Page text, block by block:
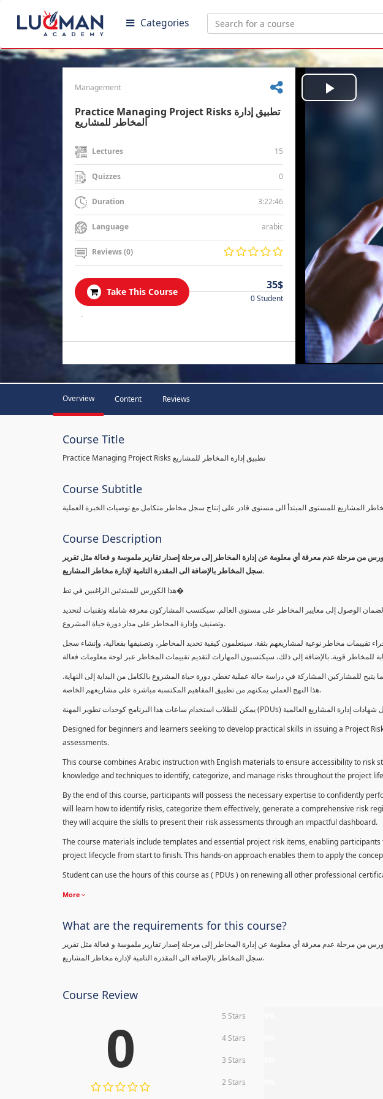
Categories
Management
Practice Managing Project Risks تطبيق إدارة
المخاطر للمشاريع
Lectures 15
Quizzes 0
Duration 3:22:46
Language arabic
Reviews (0)
Take This Course
35$
0 Student
.
Play
Video
Overview Content Reviews
Course Title
Practice Managing Project Risks تطبيق إدارة المخاطر للمشاريع
Course Subtitle
المشاريع للمستوى المبتدأ الى مستوى قادر على إنتاج سجل مخاطر متكامل مع توصيات الخبرة العملية
Course Description
في الكورس من مرحلة عدم معرفة أي معلومة عن إدارة المخاطر إلى مرحلة إصدار تقارير ملموسة و فعالة مثل تقرير
سجل المخاطر بالإضافة الى المقدرة التامية لإدارة مخاطر المشاريع.
هذا الكورس للمبتدئين الراغبين في تط�
لضمان الوصول إلى معايير المخاطر على مستوى العالم. سيكتسب المشاركون معرفة شاملة وتقنيات لتحديد
وتصنيف وإدارة المخاطر على مدار دورة حياة المشروع.
تقييمات مخاطر نوعية لمشاريعهم بثقة. سيتعلمون كيفية تحديد المخاطر، وتصنيفها بفعالية، وإنشاء سجل
للمشاركين المشاركة في دراسة حالة عملية تغطي دورة حياة المشروع بالكامل من البداية إلى النهاية.
هذا النهج العملي يمكنهم من تطبيق المفاهيم المكتسبة مباشرة على مشاريعهم الخاصة.
Designed for beginners and learners seeking to develop practical skills in issuing a Project
assessments.
This course combines Arabic instruction with English materials to ensure accessibility to risk
knowledge and techniques to identify, categorize, and manage risks throughout the project
By the end of this course, participants will possess the necessary expertise to confidently
will learn how to identify risks, categorize them effectively, generate a comprehensive risk
they will acquire the skills to present their risk assessments through an impactful dashboard.
The course materials include templates and essential project risk items, enabling
project lifecycle from start to finish. This hands-on approach enables them to apply the
Student can use the hours of this course as ( PDUs ) on renewing all other professional
More
What are the requirements for this course?
في الكورس من مرحلة عدم معرفة أي معلومة عن إدارة المخاطر إلى مرحلة إصدار تقارير ملموسة و فعالة مثل تقرير
سجل المخاطر بالإضافة الى المقدرة التامية لإدارة مخاطر المشاريع.
Course Review
0 5 Stars
4 Stars
3 Stars
2 Stars